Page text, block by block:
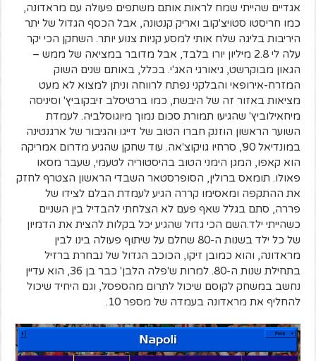
אגדיים שהייתי שמח לראות אותם משתפים פעולה עם מראדונה,
כמו חריסטו סטויצ'קוב ואריק קנטונה, אבל הכסף הגדול של יתר
היריבות בליגה שלח אותי למסע קניות צנוע יותר. השחקן הכי יקר
עלה לי 2.8 מיליון יורו בלבד, אבל מדובר במציאה של ממש –
הגאון מבוקרשט, גיאורגי האג'י. בכלל, באותם שנים השוק
המזרח-אירופאי והבלקני נפתח לרווחה וניתן למצוא לא מעט
מציאות באזור זה של היבשת, כמו ברטיסלב זיבקוביץ' וסיניסה
מיחאילוביץ' שהגיעו תמורת סכום נמוך מיוגוסלביה. לעמדת
השוער הראשון הוזנק חברו הטוב של דייגו והגיבור של ארגנטינה
במונדיאל 90', סרחיו גויקוצ'אה. עוד שחקן שהגיע מדרום אמריקה
הוא קאפו, המגן הימני הטוב בהיסטוריה לטעמי, שעבר מסאו
פאולו. תומאס ברולין, הסופרסטאר השבדי הראשון הצטרף לחזק
את ההתקפה ומאסימו קררה הגיע לעמדת הבלם לצידו של
פררה, סתם בגלל שאף פעם לא הצלחתי להבדיל בין השניים
כשהייתי ילד.השם הכי גדול שהגיע יכל בקלות להצית את הדמיון
של כל ילד בשנות ה-80 שחלם על שיתוף פעולה בינו לבין
מראדונה, והוא כמובן זיקו, הכוכב הגדול של נבחרת ברזיל
בתחילת שנות ה-80. למרות ש'פלה הלבן' כבר בן 36, הוא עדיין
נחשב במשחק לקוסם שיכול לתרום מהספסל, וגם היחיד שיכול
להחליף את מראדונה בעמדה של מספר 10.